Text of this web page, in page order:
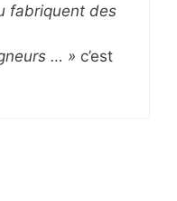
fabriquent des
… » c’est